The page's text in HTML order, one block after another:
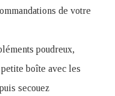
de votre
poudreux,
boîte avec les
secouez